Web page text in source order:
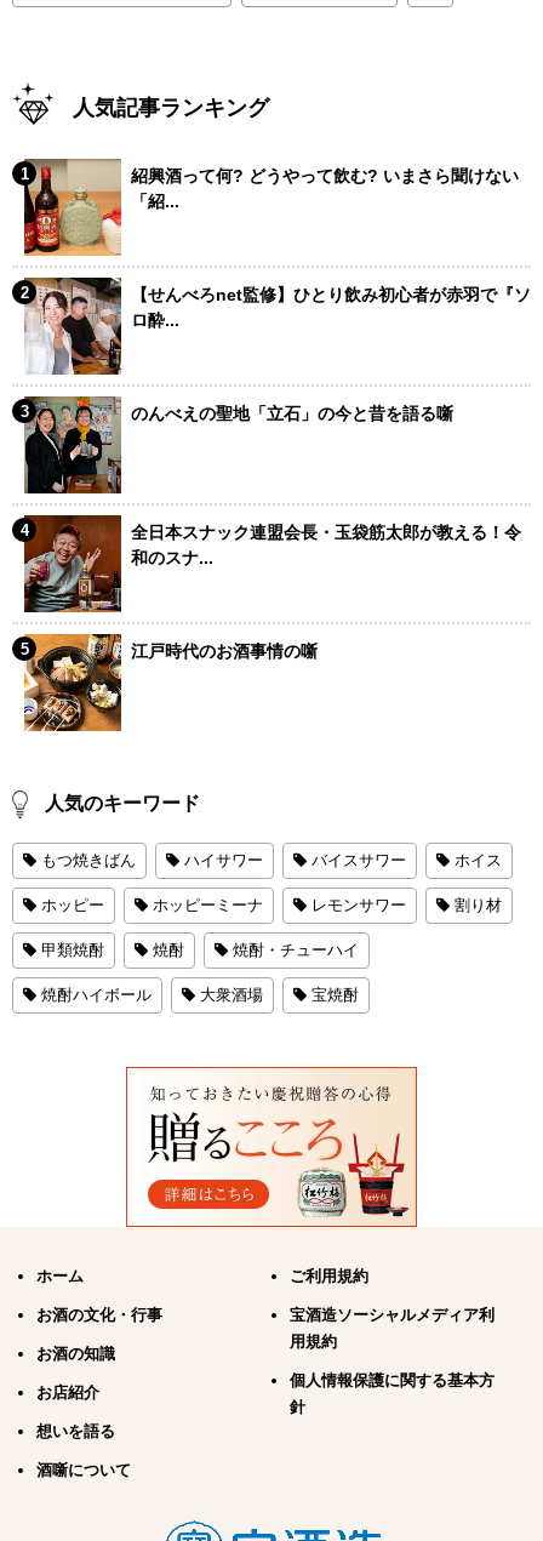
人気記事ランキング
紹興酒って何? どうやって飲む? いまさら聞けない
「紹...
【せんべろnet監修】ひとり飲み初心者が赤羽で『ソ
ロ酔...
のんべえの聖地「立石」の今と昔を語る噺
全日本スナック連盟会長・玉袋筋太郎が教える！令
和のスナ...
江戸時代のお酒事情の噺
人気のキーワード
もつ焼きばん ハイサワー バイスサワー ホイス
ホッピー ホッピーミーナ レモンサワー 割り材
甲類焼酎 焼酎 焼酎・チューハイ
焼酎ハイボール 大衆酒場 宝焼酎
ホーム
お酒の文化・行事
お酒の知識
お店紹介
想いを語る
酒噺について
ご利用規約
宝酒造ソーシャルメディア利
用規約
個人情報保護に関する基本方
針